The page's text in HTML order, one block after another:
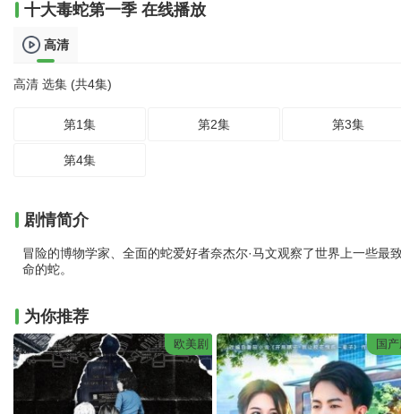
十大毒蛇第一季 在线播放
高清
高清 选集 (共4集)
第1集 第2集 第3集
第4集
剧情简介
冒险的博物学家、全面的蛇爱好者奈杰尔·马文观察了世界上一些最
命的蛇。
为你推荐
欧美剧 国